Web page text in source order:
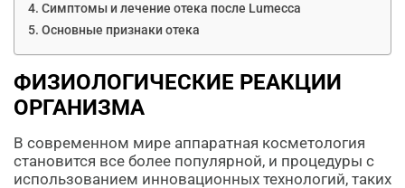
Симптомы и лечение отека после Lumecca
Основные признаки отека
ФИЗИОЛОГИЧЕСКИЕ РЕАКЦИИ
ОРГАНИЗМА
В современном мире аппаратная косметология
становится все более популярной, и процедуры с
использованием инновационных технологий, таких